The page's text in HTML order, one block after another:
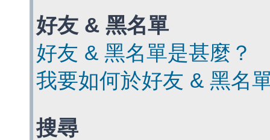
好友 & 黑名單
好友 & 黑名單是甚麼？
我要如何於好友 & 黑名
搜尋